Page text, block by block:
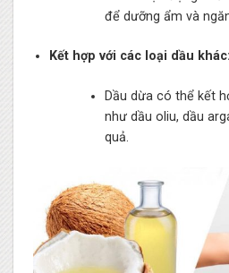
để dưỡng ẩm và
Kết hợp với các loại dầu khác:
Dầu dừa có thể kết
như dầu oliu, dầu
quả.